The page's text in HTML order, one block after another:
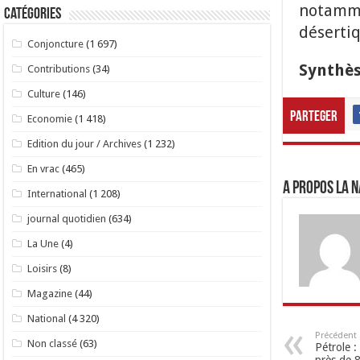
Parteger
A propos LA
Précédent
Pétrole :
Catégories
Conjoncture (1 697)
Contributions (34)
Culture (146)
Economie (1 418)
Edition du jour / Archives (1 232)
En vrac (465)
International (1 208)
journal quotidien (634)
La Une (4)
Loisirs (8)
Magazine (44)
National (4 320)
Non classé (63)